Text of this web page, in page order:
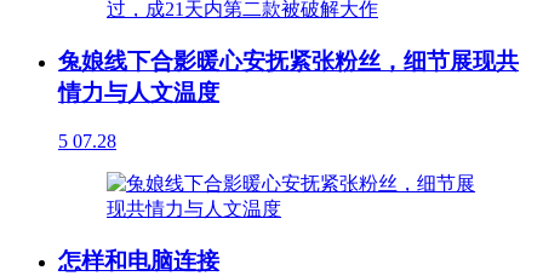
兔娘线下合影暖心安抚紧张粉丝，细节展现共
情力与人文温度
5 07.28
怎样和电脑连接